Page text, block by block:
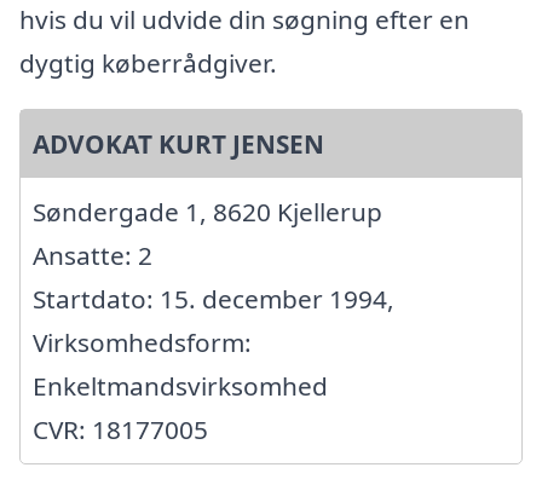
hvis du vil udvide din søgning efter en
dygtig køberrådgiver.
ADVOKAT KURT JENSEN
Søndergade 1, 8620 Kjellerup
Ansatte: 2
Startdato: 15. december 1994,
Virksomhedsform:
Enkeltmandsvirksomhed
CVR: 18177005